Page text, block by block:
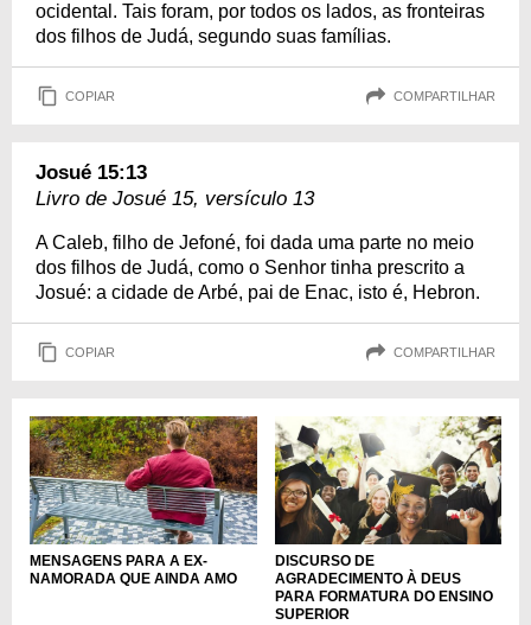
ocidental. Tais foram, por todos os lados, as fronteiras
dos filhos de Judá, segundo suas famílias.
COPIAR COMPARTILHAR
Josué 15:13
Livro de Josué 15, versículo 13
A Caleb, filho de Jefoné, foi dada uma parte no meio
dos filhos de Judá, como o Senhor tinha prescrito a
Josué: a cidade de Arbé, pai de Enac, isto é, Hebron.
COPIAR COMPARTILHAR
MENSAGENS PARA A EX-
NAMORADA QUE AINDA AMO
DISCURSO DE
AGRADECIMENTO À DEUS
PARA FORMATURA DO ENSINO
SUPERIOR